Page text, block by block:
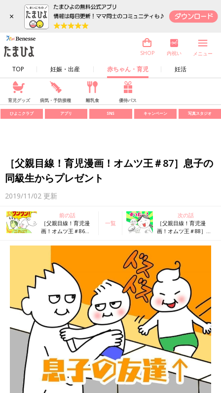
×
TOP 妊娠・出産 赤ちゃん・育児 妊活
SHOP 内祝い メニュー
育児グッズ 病気・予防接種 離乳食 優待パス
ひよこクラブ アプリ SNS キャンペーン 写真スタジオ
［父親目線！育児漫画！オムツ王＃87］息子の
同級生からプレゼント
2019/11/02 更新
前の話
［父親目線！育児漫
画！オムツ王＃86］
一覧
次の話
［父親目線！育児漫
画！オムツ王＃88］め